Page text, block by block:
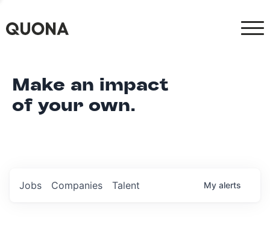
Make an impact
of your own.
Jobs Companies Talent My alerts